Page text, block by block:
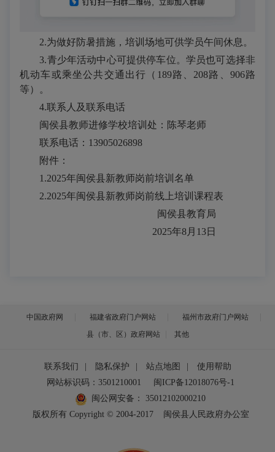
2.为做好防暑措施，培训场地可供学员午间休息。
3.青少年活动中心可提供停车位。学员也可选择非
机动车或乘坐公共交通出行（189路、208路、906路
等）。
4.联系人及联系电话
闽侯县教师进修学校培训处：陈琴老师
联系电话：13905026898
附件：
1.2025年闽侯县新教师岗前培训名单
2.2025年闽侯县新教师岗前线上培训课程表
闽侯县教育局
2025年8月13日
中国政府网 福建省政府门户网站
福州市政府门户网站
县（市、区）政府网站
其他
联系我们 隐私保护 站点地图
使用帮助
网站标识码：3501210001
闽ICP备12018076号-1
闽公网安备：
35012102000210
版权所有 Copyright © 2004-2017
闽侯县人民政府办公室